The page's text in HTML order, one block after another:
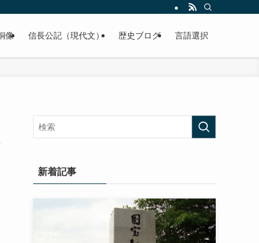
介致します。
像 信長公記（現代文） 歴史ブログ 言語選択
新着記事